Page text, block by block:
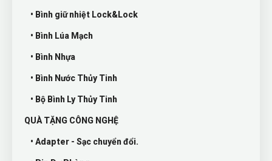
• Bình giữ nhiệt Lock&Lock
• Bình Lúa Mạch
• Bình Nhựa
• Bình Nước Thủy Tinh
• Bộ Bình Ly Thủy Tinh
QUÀ TẶNG CÔNG NGHỆ
• Adapter - Sạc chuyển đổi.